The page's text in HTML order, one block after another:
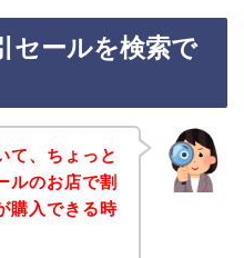
セールを検索で
て、ちょっと
ルのお店で割
購入できる時